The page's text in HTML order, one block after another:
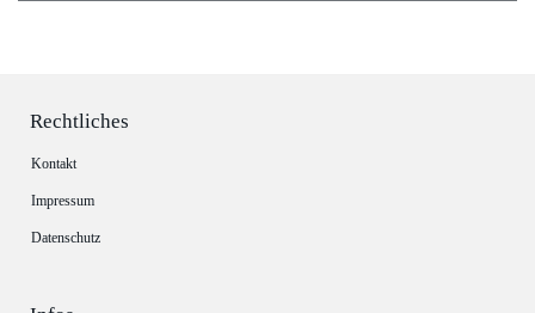
Rechtliches
Kontakt
Impressum
Datenschutz